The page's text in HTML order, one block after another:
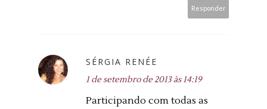
Responder
SÉRGIA RENÉE
1 de setembro de 2013 às 14:19
Participando com todas as